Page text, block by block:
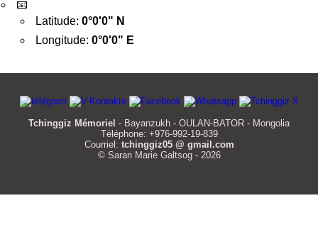
📧
Latitude: 0°0'0" N
Longitude: 0°0'0" E
Tchinggiz Mémoriel - Bayanzukh - OULAN-BATOR - Mongolia
Téléphone: +976-992-19-839
Courriel: tchinggiz05 @ gmail.com
© Saran Marie Galtsog - 2026